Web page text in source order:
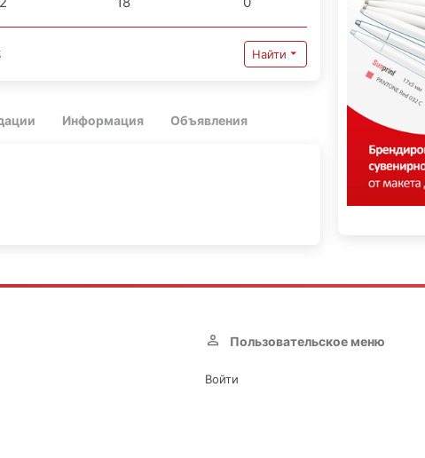
Найти
Информация Объявления
Пользовательское меню
Войти